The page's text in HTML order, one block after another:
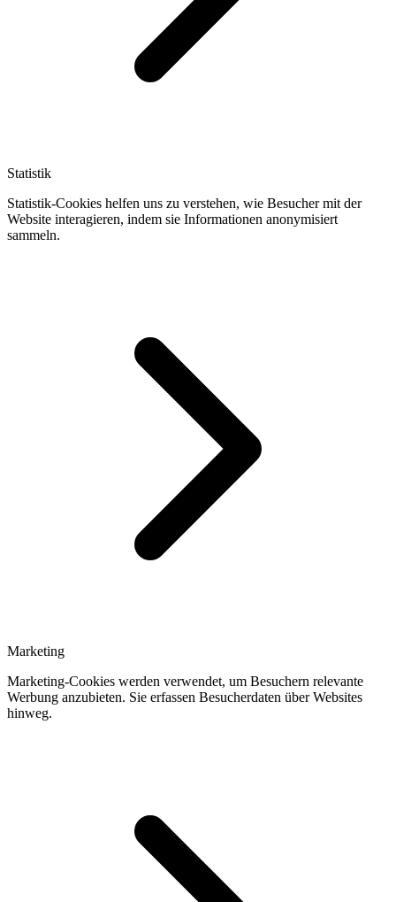
Statistik
Statistik-Cookies helfen uns zu verstehen, wie Besucher mit der
Website interagieren, indem sie Informationen anonymisiert
sammeln.
Marketing
Marketing-Cookies werden verwendet, um Besuchern relevante
Werbung anzubieten. Sie erfassen Besucherdaten über Websites
hinweg.